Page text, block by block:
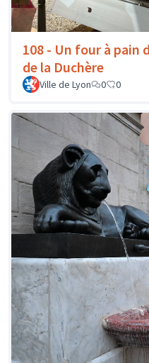
108 - Un four à pain
de la Duchère
Ville de Lyon 0 0